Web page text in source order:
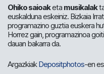
Ohiko saioaketa musikalak
euskalduna eskeiniz. Bizkaia
programazino guztia euskera
Horrez gain, programazinoa
dauan bakarra da.
ArgazkiakDepositphotos-en